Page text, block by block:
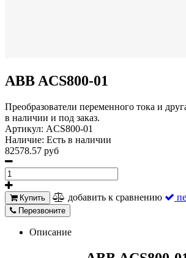
ABB ACS800-01
Преобразователи переменного тока и
в наличии и под заказ.
Артикул: ACS800-01
Наличие: Есть в наличии
82578.57 руб
Купить добавить к сравнению
Перезвоните
Описание